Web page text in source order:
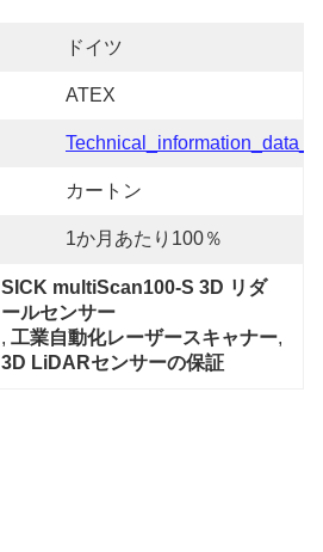
ドイツ
ATEX
カートン
1か月あたり100％
SICK multiScan100-S 3D リダ
ールセンサー
, 工業自動化レーザースキャナー
3D LiDARセンサーの保証